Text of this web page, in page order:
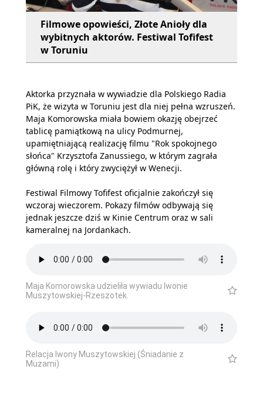
Filmowe opowieści, Złote Anioły dla
wybitnych aktorów. Festiwal Tofifest
w Toruniu
Aktorka przyznała w wywiadzie dla Polskiego Radia
PiK, że wizyta w Toruniu jest dla niej pełna wzruszeń.
Maja Komorowska miała bowiem okazję obejrzeć
tablicę pamiątkową na ulicy Podmurnej,
upamiętniającą realizację filmu "Rok spokojnego
słońca" Krzysztofa Zanussiego, w którym zagrała
główną rolę i który zwyciężył w Wenecji.
Festiwal Filmowy Tofifest oficjalnie zakończył się
wczoraj wieczorem. Pokazy filmów odbywają się
jednak jeszcze dziś w Kinie Centrum oraz w sali
kameralnej na Jordankach.
Maja Komorowska udzieliła wywiadu Iwonie
Muszytowskiej-Rzeszotek.
Relacja Iwony Muszytowskiej (Śniadanie z
Muzami)